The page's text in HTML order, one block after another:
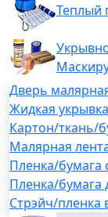
Теплый
Дверь
Жидкая укрывка
Картон/ткань/
Малярная
Пленка/бумага
Пленка/бумага
Стрэйч/пленка